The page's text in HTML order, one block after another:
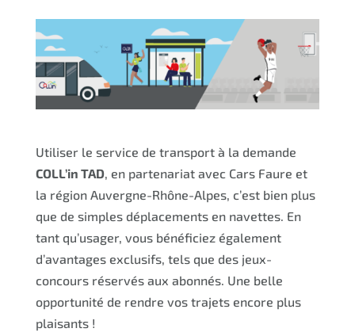
Utiliser le service de transport à la demande
COLL’in TAD, en partenariat avec Cars Faure et
la région Auvergne-Rhône-Alpes, c’est bien plus
que de simples déplacements en navettes. En
tant qu’usager, vous bénéficiez également
d’avantages exclusifs, tels que des jeux-
concours réservés aux abonnés. Une belle
opportunité de rendre vos trajets encore plus
plaisants !